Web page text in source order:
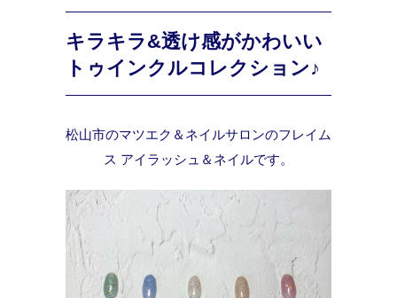
キラキラ&透け感がかわいい
トゥインクルコレクション♪
松山市のマツエク＆ネイルサロンのフレイム
ス アイラッシュ＆ネイルです。